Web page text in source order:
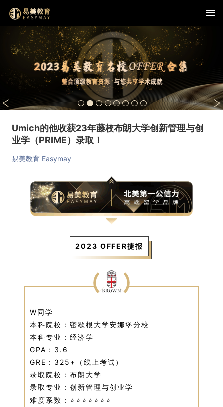
Umich的他收获23年藤校布朗大学创新管理与创
业学（PRIME）录取！
易美教育 Easymay
2023 OFFER捷报
W同学
本科院校：密歇根大学安娜堡分校
本科专业：经济学
GPA：3.6
GRE：325+（线上考试）
录取院校：布朗大学
录取专业：创新管理与创业学
难度系数：⭐⭐⭐⭐⭐⭐⭐